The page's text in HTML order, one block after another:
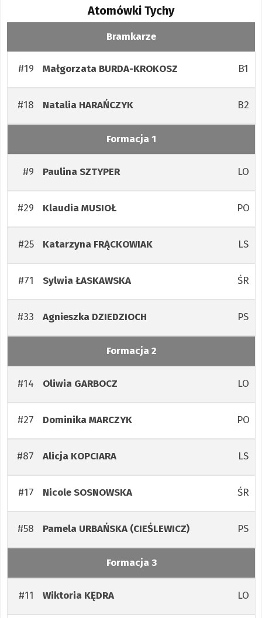
Atomówki Tychy
Bramkarze
#19 Małgorzata BURDA-KROKOSZ B1
#18 Natalia HARAŃCZYK B2
Formacja 1
#9 PaulinaSZTYPER LO
#29 KlaudiaMUSIOŁ PO
#25 Katarzyna FRĄCKOWIAK LS
#71 SylwiaŁASKAWSKA ŚR
#33 Agnieszka DZIEDZIOCH PS
Formacja 2
#14 Oliwia GARBOCZ LO
#27 DominikaMARCZYK PO
#87 Alicja KOPCIARA LS
#17 NicoleSOSNOWSKA ŚR
#58 Pamela URBAŃSKA (CIEŚLEWICZ) PS
Formacja 3
#11 Wiktoria KĘDRA LO